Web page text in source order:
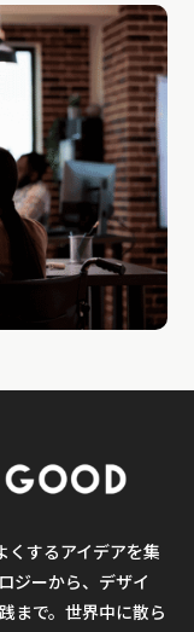
くするアイデアを集
ジーから、デザイ
まで。世界中に散ら